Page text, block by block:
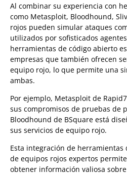
Al combinar su experiencia con
como Metasploit, Bloodhound,
rojos pueden simular ataques
utilizados por sofisticados
herramientas de código abierto
empresas que también ofrecen
equipo rojo, lo que permite una
ambas.
Por ejemplo, Metasploit de
sus compromisos de pruebas de
Bloodhound de BSquare está
sus servicios de equipo rojo.
Esta integración de herramientas
de equipos rojos expertos
obtener información valiosa